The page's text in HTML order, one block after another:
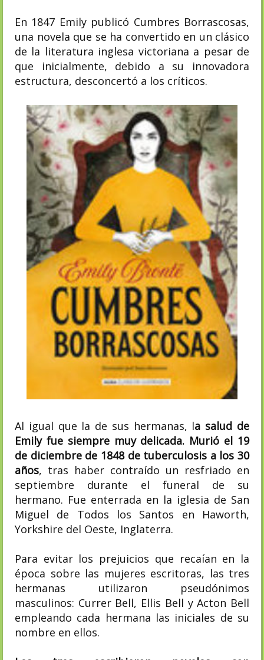
En 1847 Emily publicó Cumbres Borrascosas,
una novela que se ha convertido en un clásico
de la literatura inglesa victoriana a pesar de
que inicialmente, debido a su innovadora
estructura, desconcertó a los críticos.
Al igual que la de sus hermanas, la salud de
Emily fue siempre muy delicada. Murió el 19
de diciembre de 1848 de tuberculosis a los 30
años, tras haber contraído un resfriado en
septiembre durante el funeral de su
hermano. Fue enterrada en la iglesia de San
Miguel de Todos los Santos en Haworth,
Yorkshire del Oeste, Inglaterra.
Para evitar los prejuicios que recaían en la
época sobre las mujeres escritoras, las tres
hermanas utilizaron pseudónimos
masculinos: Currer Bell, Ellis Bell y Acton Bell​
empleando cada hermana las iniciales de su
nombre en ellos.